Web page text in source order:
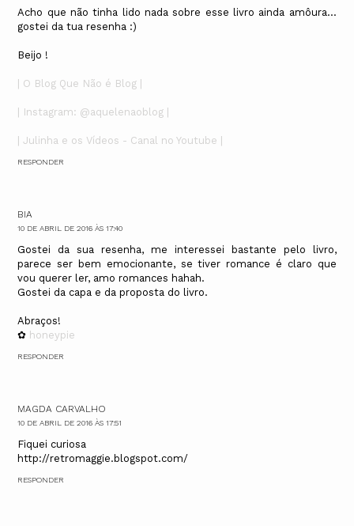
Acho que não tinha lido nada sobre esse livro ainda amôura...
gostei da tua resenha :)
Beijo !
| O Blog Que Não é Blog |
| Instagram: @aquelenaoblog |
| Julinha e os Vídeos - Canal no Youtube |
RESPONDER
BIA
10 DE ABRIL DE 2016 ÀS 17:40
Gostei da sua resenha, me interessei bastante pelo livro,
parece ser bem emocionante, se tiver romance é claro que
vou querer ler, amo romances hahah.
Gostei da capa e da proposta do livro.
Abraços!
✿ honeypie
RESPONDER
MAGDA CARVALHO
10 DE ABRIL DE 2016 ÀS 17:51
Fiquei curiosa
http://retromaggie.blogspot.com/
RESPONDER